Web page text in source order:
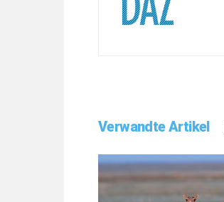
Verwandte Artikel